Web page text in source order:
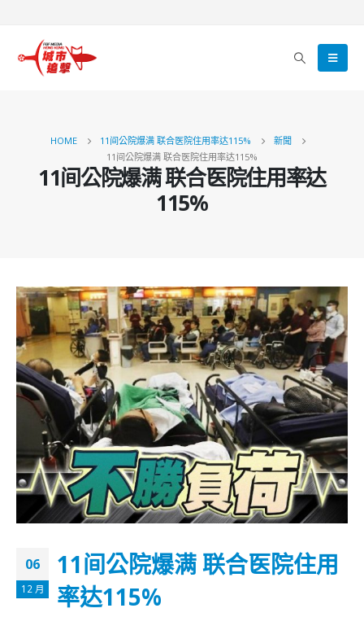
HOME 11间公院爆满 联合医院住用率达115%
新聞
11间公院爆满 联合医院住用率达115%
11间公院爆满 联合医院住用率达
115%
06
12 月
11间公院爆满 联合医院住用
率达115%